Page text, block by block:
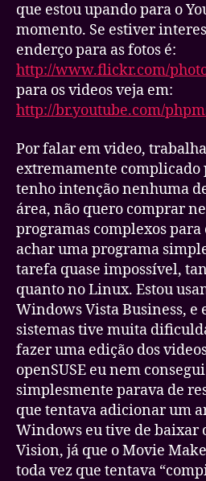
que estou upando para o
momento. Se estiver
enderço para as fotos é:
http://www.flickr.com/
para os videos veja em:
http://br.youtube.com/
Por falar em video,
extremamente complicado
tenho intenção nenhuma
área, não quero comprar
programas complexos para
achar uma programa
tarefa quase impossível,
quanto no Linux. Estou
Windows Vista Business, e
sistemas tive muita
fazer uma edição dos
openSUSE eu nem
simplesmente parava de
que tentava adicionar um
Windows eu tive de baixar
Vision, já que o Movie
toda vez que tentava